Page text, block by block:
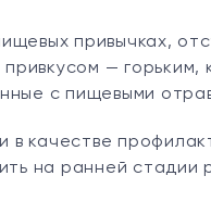
привычках,
— горьким,
с пищевыми
в качестве
на ранней стадии